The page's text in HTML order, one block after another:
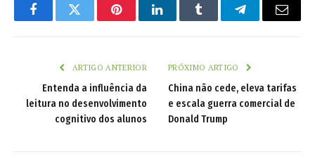
FacebookTwitter PinterestLinkedInTumblr TelegramEmail
ARTIGO ANTERIOR
Entenda a influência da
leitura no desenvolvimento
cognitivo dos alunos
PRÓXIMO ARTIGO
China não cede, eleva tarifas
e escala guerra comercial de
Donald Trump